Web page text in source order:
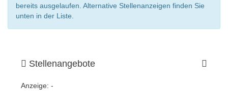
bereits ausgelaufen. Alternative Stellenanzeigen finden Sie
unten in der Liste.
Stellenangebote
Anzeige: -